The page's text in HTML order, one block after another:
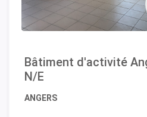
Bâtiment d'activité
N/E
ANGERS